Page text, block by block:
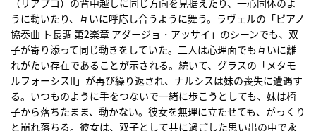
うに動いたり、互いに呼応し合うように舞う。ラヴェルの「ピアノ
協奏曲 ト長調 第2楽章 アダージョ・アッサイ」のシーンでも、双
子が寄り添って同じ動きをしていた。二人は心理面でも互いに離
れがたい存在であることが示される。続いて、グラスの「メタモ
ルフォーシスII」が再び繰り返され、ナルシスは妹の喪失に遭遇す
る。いつものように手をつないで一緒に歩こうとしても、妹は椅
子から落ちたまま、動かない。彼女を無理に立たせても、がっくり
と崩れ落ちる。彼女は、双子として共に過ごした思い出の中で永